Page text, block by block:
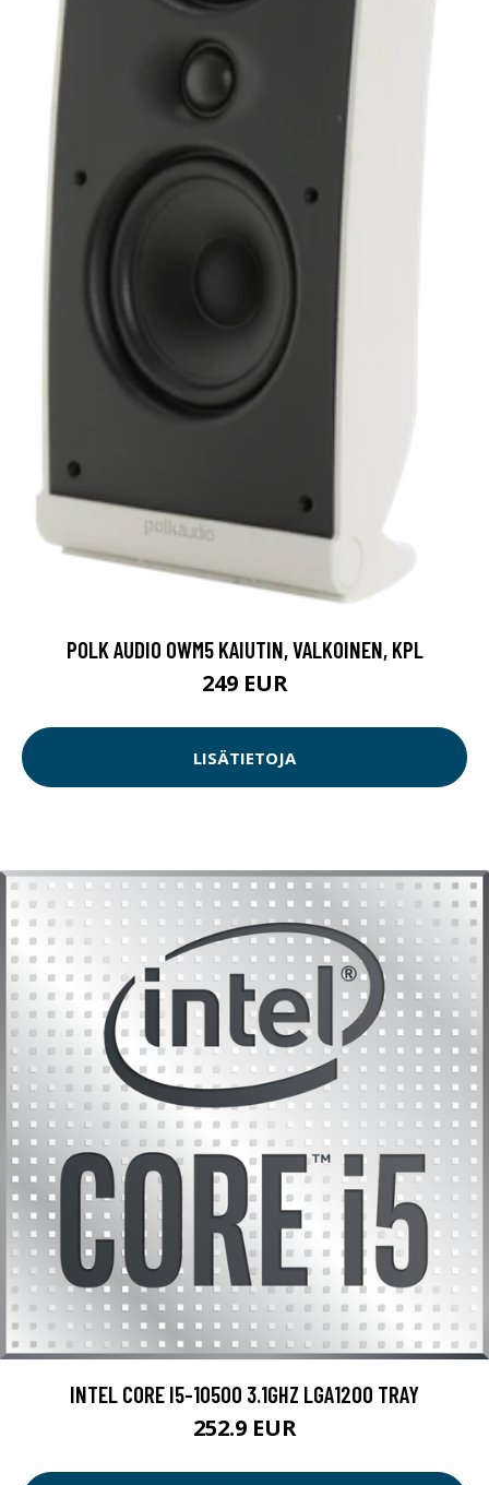
POLK AUDIO OWM5 KAIUTIN, VALKOINEN, KPL
249 EUR
LISÄTIETOJA
INTEL CORE I5-10500 3.1GHZ LGA1200 TRAY
252.9 EUR